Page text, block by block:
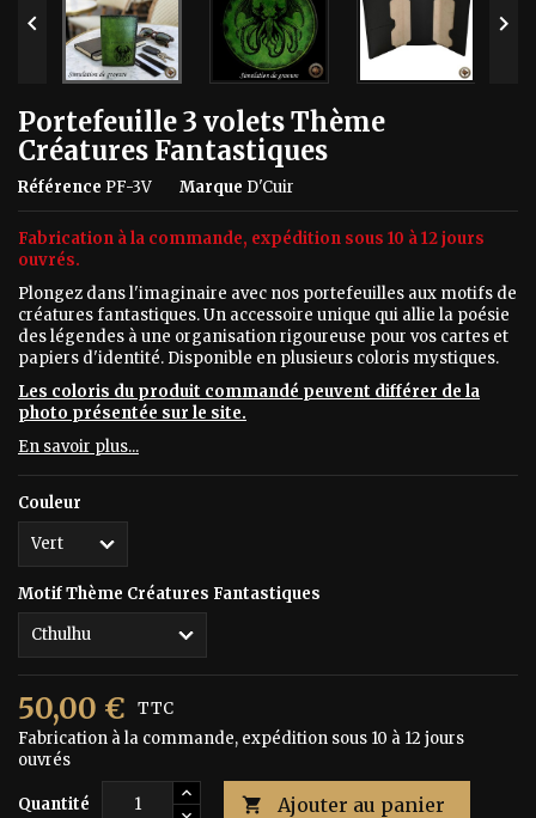
 
Portefeuille 3 volets Thème
Créatures Fantastiques
Référence PF-3V Marque D'Cuir
Fabrication à la commande, expédition sous 10 à 12 jours
ouvrés.
Plongez dans l'imaginaire avec nos portefeuilles aux motifs de
créatures fantastiques. Un accessoire unique qui allie la poésie
des légendes à une organisation rigoureuse pour vos cartes et
papiers d'identité. Disponible en plusieurs coloris mystiques.
Les coloris du produit commandé peuvent différer de la
photo présentée sur le site.
En savoir plus...
Couleur
Motif Thème Créatures Fantastiques
50,00 €
TTC
Fabrication à la commande, expédition sous 10 à 12 jours
ouvrés
Quantité  Ajouter au panier